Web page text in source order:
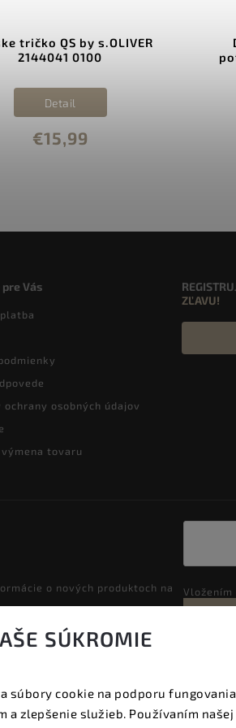
SÚKROMIE
súbory cookie na podporu
a zlepšenie služieb. Používaním
tričko QS by s.OLIVER
2144041 0100
€15,99
Detail
Vás
ochrany osobných údajov
tovaru
ZĽAVU!
o nových produktoch na
Copyright 2026 Vyzeraj dobre.
Upraviť nastavenie